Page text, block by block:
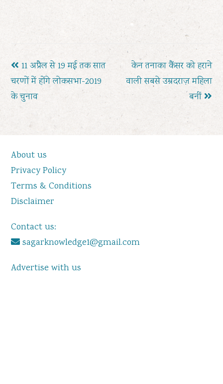
previous
post:
11 अप्रैल से 19 मई तक सात
चरणों में होंगे लोकसभा-2019
के चुनाव
next
post:
केन तनाका कैंसर को हराने
वाली सबसे उम्रदराज़ महिला
बनीं
About us
Privacy Policy
Terms & Conditions
Disclaimer
Contact us:
sagarknowledge1@gmail.com
Advertise with us